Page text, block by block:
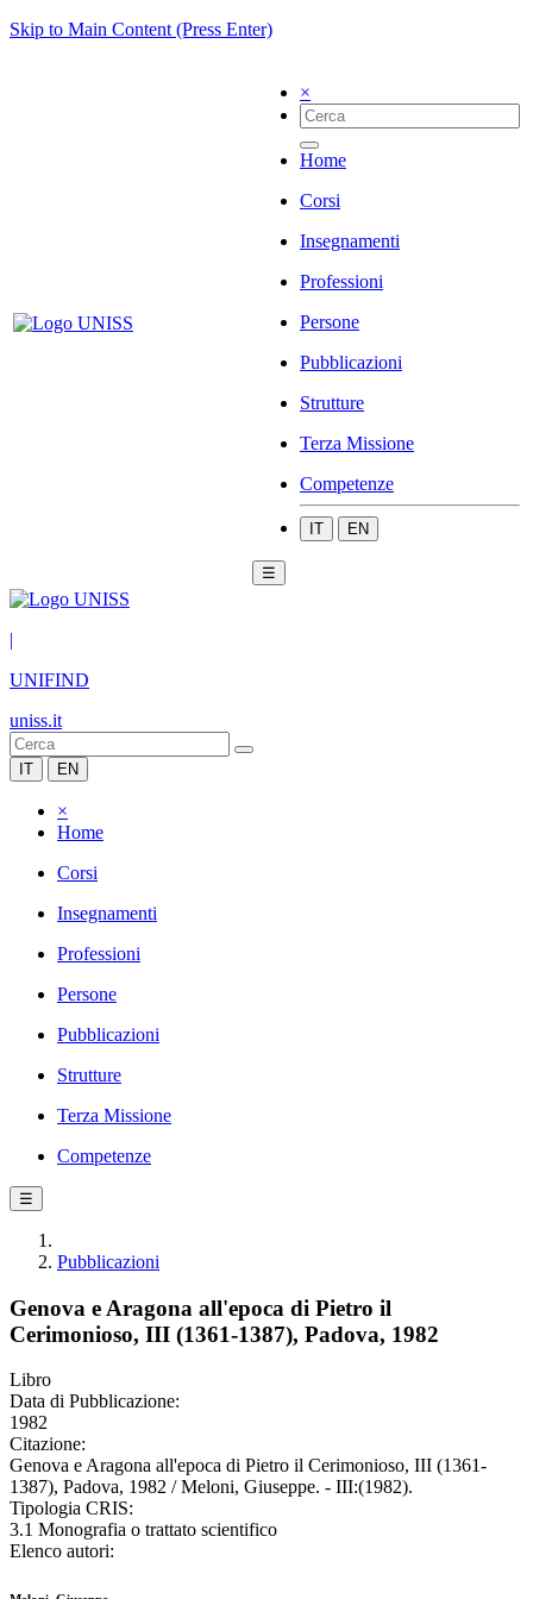
Skip to Main Content (Press Enter)
×
Home
Corsi
Insegnamenti
Professioni
Persone
Pubblicazioni
Strutture
Terza Missione
Competenze
IT EN
☰
|
UNIFIND
uniss.it
IT EN
×
Home
Corsi
Insegnamenti
Professioni
Persone
Pubblicazioni
Strutture
Terza Missione
Competenze
☰
Pubblicazioni
Genova e Aragona all'epoca di Pietro il
Cerimonioso, III (1361-1387), Padova, 1982
Libro
Data di Pubblicazione:
1982
Citazione:
Genova e Aragona all'epoca di Pietro il Cerimonioso, III (1361-
1387), Padova, 1982 / Meloni, Giuseppe. - III:(1982).
Tipologia CRIS:
3.1 Monografia o trattato scientifico
Elenco autori: